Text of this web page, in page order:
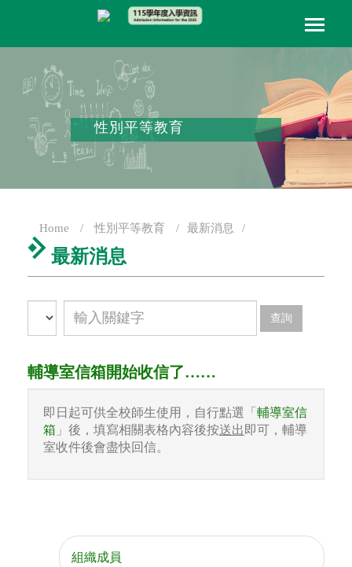
性別平等教育
Home 性別平等教育 最新消息
最新消息
類
查詢
輔導室信箱開始收信了……
即日起可供全校師生使用，自行點選「 輔導室信
箱 」後，填寫相關表格內容後按送出 即可，輔導
室收件後會盡快回信。
組織成員